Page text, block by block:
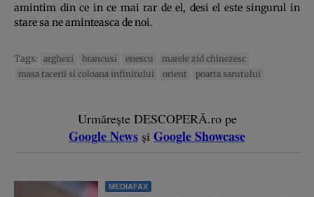
amintim din ce in ce mai rar de el, desi el este singurul in
stare sa ne aminteasca de noi.
Tags: arghezi brancusi enescu
marele zid chinezesc
masa tacerii si coloana infinitului
orient poarta sarutului
Urmărește DESCOPERĂ.ro pe
Google News și Google Showcase
MEDIAFAX